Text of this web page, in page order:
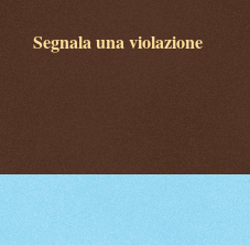
Segnala una violazione